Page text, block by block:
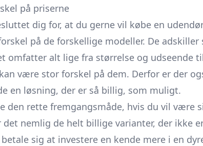
på priserne
dig for, at du gerne vil købe en
på de forskellige modeller. De
omfatter alt lige fra størrelse og udseende
være stor forskel på dem. Derfor er der
en løsning, der er så billig, som muligt.
den rette fremgangsmåde, hvis du vil være
det nemlig de helt billige varianter, der ikke
sig at investere en kende mere i en